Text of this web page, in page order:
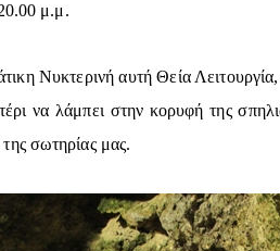
μ.μ.
Νυκτερινή αυτή Θεία
να λάμπει στην κορυφή της
σωτηρίας μας.